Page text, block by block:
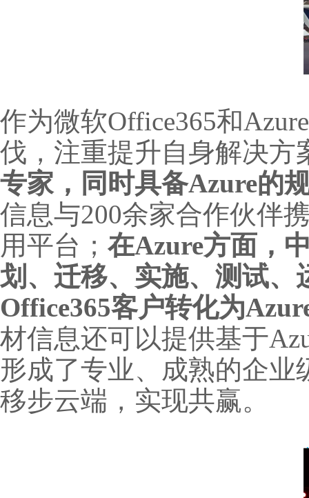
作为微软Office365和
伐，注重提升自身解决方
专家，同时具备Azure的
信息与200余家合作伙伴
用平台； 在Azure方面，
划、迁移、实施、测试、
Office365客户转化为
材信息还可以提供基于
形成了专业、成熟的企
移步云端，实现共赢。